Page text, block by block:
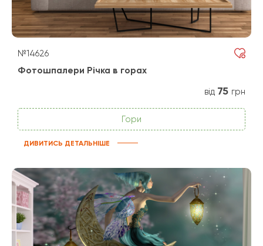
№14626
Фотошпалери Річка в горах
від 75 грн
Гори
ДИВИТИСЬ ДЕТАЛЬНІШЕ